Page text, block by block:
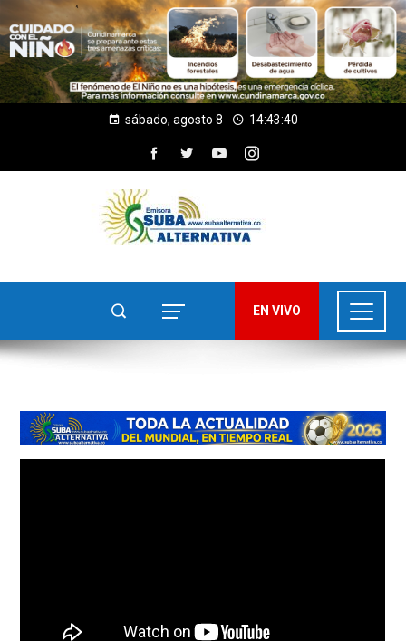
sábado, agosto 8 14:43:41
EN VIVO